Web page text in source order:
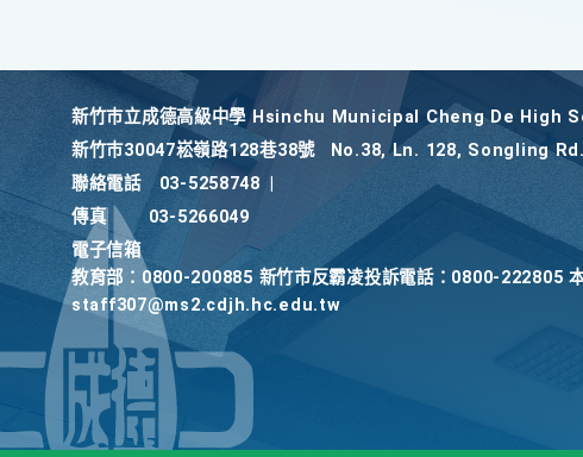
新竹巿立成德高級中學 Hsinchu Municipal Cheng De High
新竹巿30047崧嶺路128巷38號
No.38, Ln. 128, Songling
聯絡電話
03-5258748
傳真
03-5266049
電子信箱
教育部：0800-200885 新竹市反霸凌投訴電話：0800-222805
staff307@ms2.cdjh.hc.edu.tw